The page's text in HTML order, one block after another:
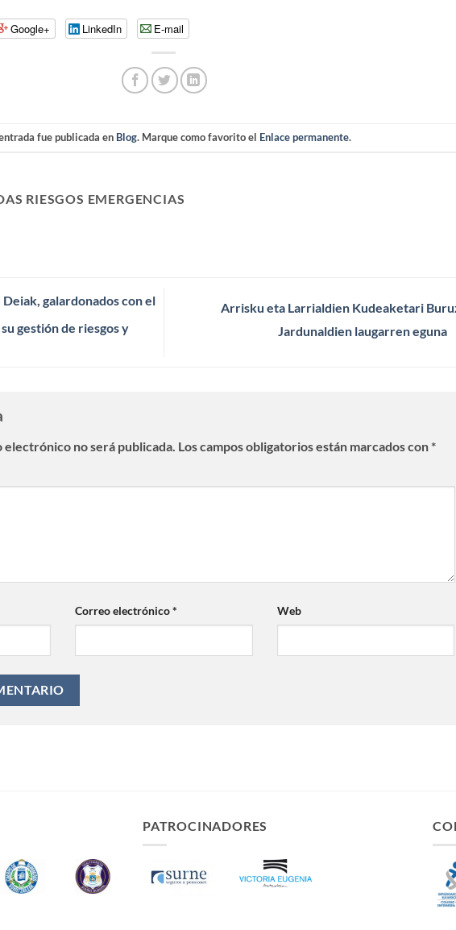
Google+ LinkedIn E-mail
fue publicada en Blog. Marque como favorito el Enlace permanente.
RIESGOS EMERGENCIAS
galardonados con el
gestión de riesgos y
Arrisku eta Larrialdien Kudeaketari
Jardunaldien laugarren eguna
no será publicada. Los campos obligatorios están marcados con*
Correo electrónico* Web
PATROCINADORES